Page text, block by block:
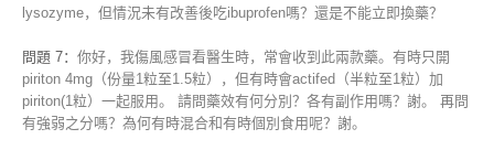
lysozyme，但情況未有改善後吃ibuprofen嗎？還是不能立即換藥？
問題 7： 你好，我傷風感冒看醫生時，常會收到此兩款藥。有時只開
piriton 4mg（份量1粒至1.5粒），但有時會actifed（半粒至1粒）加
piriton(1粒）一起服用。 請問藥效有何分別？各有副作用嗎？謝。 再問
有強弱之分嗎？為何有時混合和有時個別食用呢？謝。